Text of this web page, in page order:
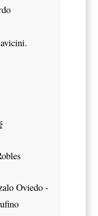
Oviedo -